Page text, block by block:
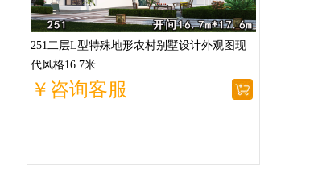
251二层L型特殊地形农村别墅设计外观图现
代风格16.7米
￥咨询客服